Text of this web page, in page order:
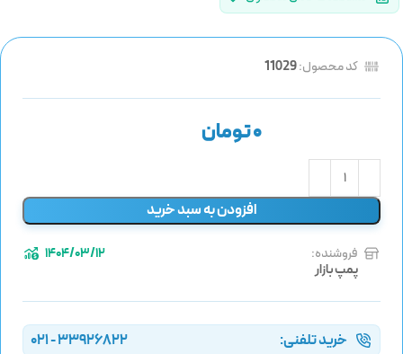
کد محصول:11029
تومان
افزودن به سبد خرید
فروشنده:
پمپ بازار
1404/03/12
خرید تلفنی: 33926822 - 021